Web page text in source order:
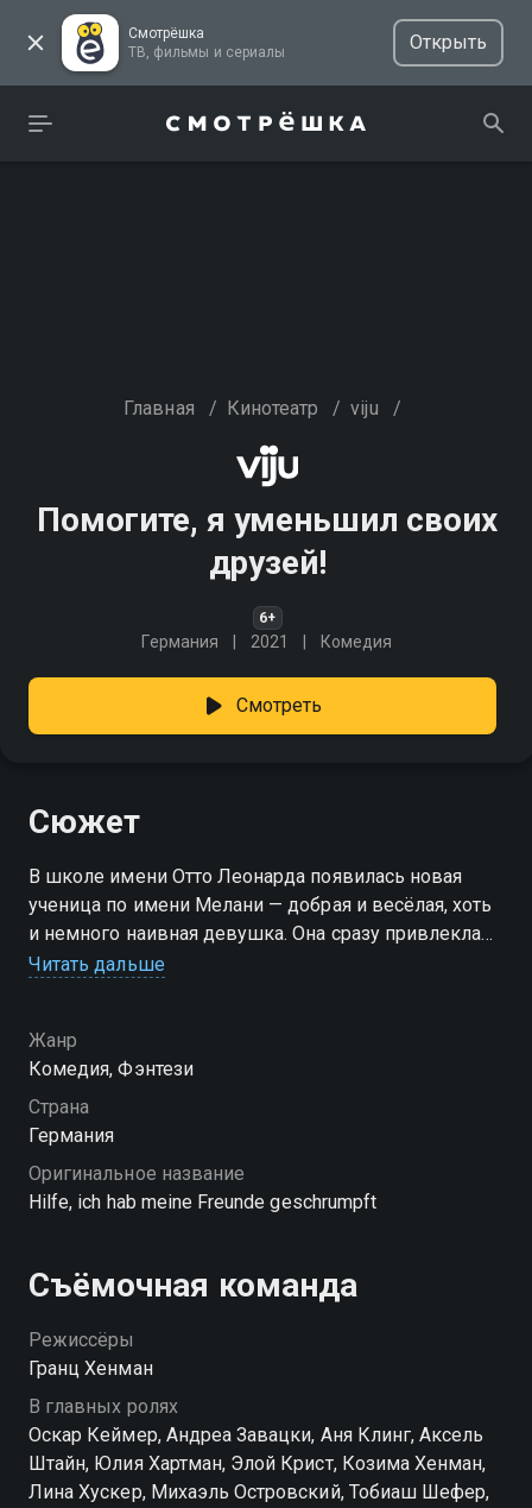
Смотрёшка
ТВ, фильмы и сериалы
Открыть
Главная / Кинотеатр / viju /
Помогите, я уменьшил своих
друзей!
6+
Германия 2021 Комедия
Смотреть
Сюжет
В школе имени Отто Леонарда появилась новая
ученица по имени Мелани — добрая и весёлая, хоть
и немного наивная девушка. Она сразу привлекла
внимание Феликса, но не понравилась его друзьям,
из-за этих краж чуть не сорвалось свидание
Феликса и Мелани, подросток решает наказать
друзей, уменьшив их в десять раз. Что могло
пойти так?
Читать дальше
Жанр
Комедия, Фэнтези
Страна
Германия
Оригинальное название
Hilfe, ich hab meine Freunde geschrumpft
Съёмочная команда
Режиссёры
Гранц Хенман
В главных ролях
Оскар Кеймер, Андреа Завацки, Аня Клинг, Аксель
Штайн, Юлия Хартман, Элой Крист, Козима Хенман,
Лина Хускер, Михаэль Островский, Тобиаш Шефер,